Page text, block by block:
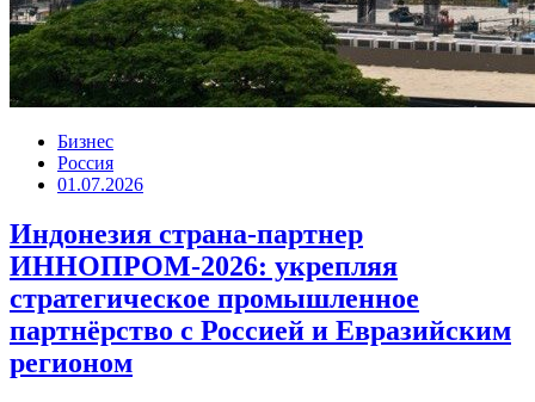
Бизнес
Россия
01.07.2026
Индонезия страна-партнер
ИННОПРОМ-2026: укрепляя
стратегическое промышленное
партнёрство с Россией и Евразийским
регионом